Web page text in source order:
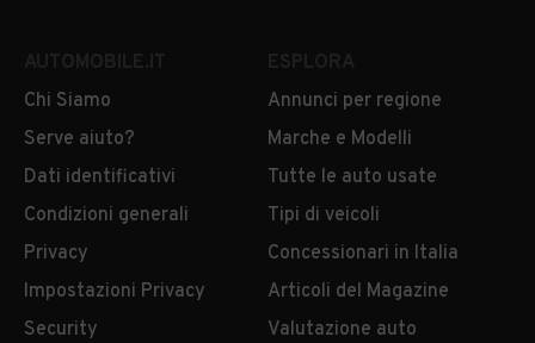
Chi Siamo
Serve aiuto?
Dati identificativi
Condizioni generali
Privacy
Impostazioni Privacy
Security
Annunci per regione
Marche e Modelli
Tutte le auto usate
Tipi di veicoli
Concessionari in Italia
Articoli del Magazine
Valutazione auto